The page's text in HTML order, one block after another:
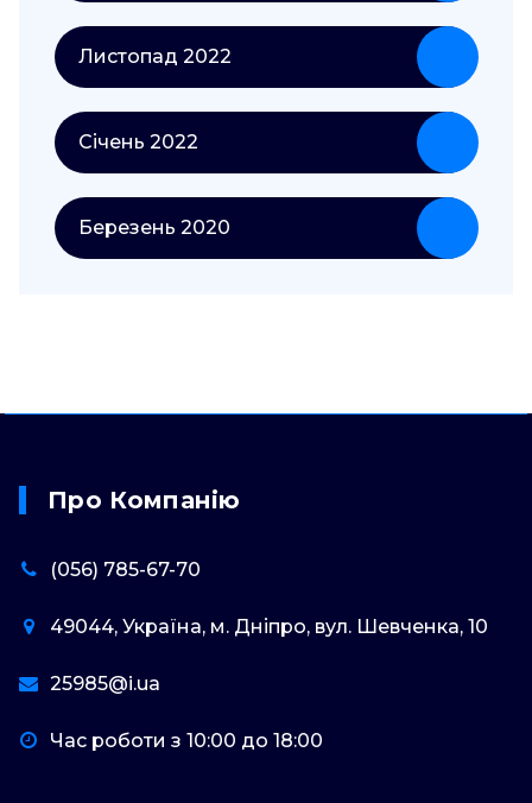
Листопад 2022
Січень 2022
Березень 2020
Про Компанію
(056) 785-67-70
49044, Україна, м. Дніпро, вул. Шевченка, 10
25985@i.ua
Час роботи з 10:00 до 18:00